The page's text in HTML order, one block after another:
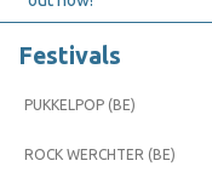
Festivals
PUKKELPOP (BE)
ROCK WERCHTER (BE)